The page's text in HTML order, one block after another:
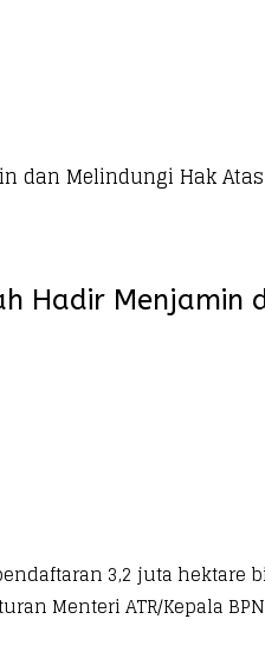
dan Melindungi Hak
Hadir Menjamin
3,2 juta hektare
Menteri ATR/Kepala